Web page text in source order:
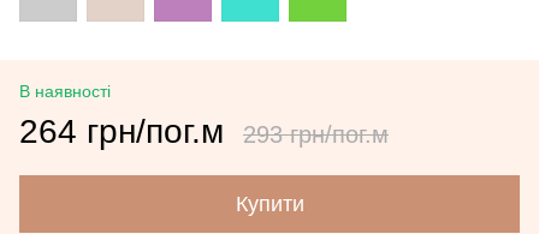
В наявності
264 грн/пог.м 293 грн/пог.м
Купити